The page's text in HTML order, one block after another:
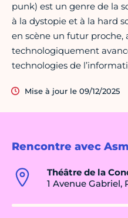
Rencontre avec
Théâtre de la
1 Avenue Gabriel,
punk) est un genre de la
à la dystopie et à la hard
en scène un futur proche,
technologiquement
technologies de
Mise à jour le 09/12/2025